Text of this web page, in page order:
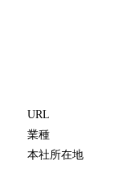
URL
業種
本社所在地